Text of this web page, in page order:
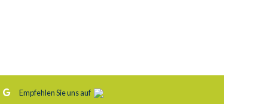
Empfehlen Sie uns auf